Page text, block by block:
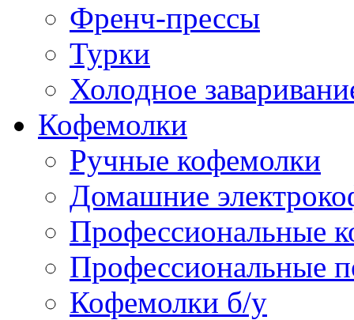
Френч-прессы
Турки
Холодное
Кофемолки
Ручные кофемолки
Домашние
Профессиональные
Профессиональные
Кофемолки б/у